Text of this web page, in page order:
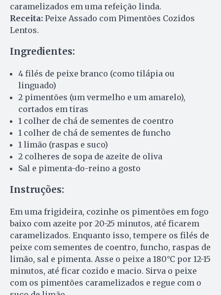
caramelizados em uma refeição linda.
Receita: Peixe Assado com Pimentões Cozidos
Lentos.
Ingredientes:
4 filés de peixe branco (como tilápia ou
linguado)
2 pimentões (um vermelho e um amarelo),
cortados em tiras
1 colher de chá de sementes de coentro
1 colher de chá de sementes de funcho
1 limão (raspas e suco)
2 colheres de sopa de azeite de oliva
Sal e pimenta-do-reino a gosto
Instruções:
Em uma frigideira, cozinhe os pimentões em fogo
baixo com azeite por 20-25 minutos, até ficarem
caramelizados. Enquanto isso, tempere os filés de
peixe com sementes de coentro, funcho, raspas de
limão, sal e pimenta. Asse o peixe a 180°C por 12-15
minutos, até ficar cozido e macio. Sirva o peixe
com os pimentões caramelizados e regue com o